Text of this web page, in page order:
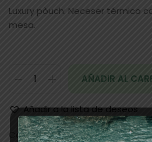
Luxury pòuch: Neceser térmico
mesa.
AÑADIR AL
Añadir a la lista de deseos
Categorías:APARATOLOGÍA,